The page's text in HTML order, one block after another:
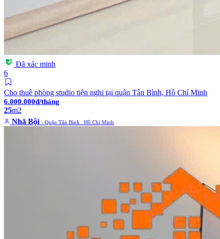
Đã xác minh
6
Cho thuê phòng studio tiện nghi tại quận Tân Bình, Hồ Chí Minh
6.000.000đ/tháng
25m2
Nhã Bội - Quận Tân Bình . Hồ Chí Minh